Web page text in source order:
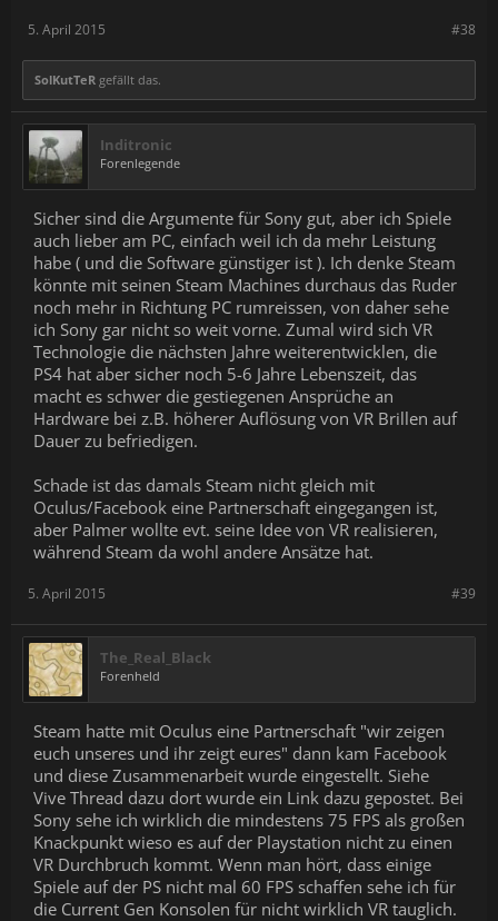
#38
5. April 2015
SolKutTeR gefällt das.
Inditronic
Forenlegende
Sicher sind die Argumente für Sony gut, aber ich Spiele
auch lieber am PC, einfach weil ich da mehr Leistung
habe ( und die Software günstiger ist ). Ich denke Steam
könnte mit seinen Steam Machines durchaus das Ruder
noch mehr in Richtung PC rumreissen, von daher sehe
ich Sony gar nicht so weit vorne. Zumal wird sich VR
Technologie die nächsten Jahre weiterentwicklen, die
PS4 hat aber sicher noch 5-6 Jahre Lebenszeit, das
macht es schwer die gestiegenen Ansprüche an
Hardware bei z.B. höherer Auflösung von VR Brillen auf
Dauer zu befriedigen.
Schade ist das damals Steam nicht gleich mit
Oculus/Facebook eine Partnerschaft eingegangen ist,
aber Palmer wollte evt. seine Idee von VR realisieren,
während Steam da wohl andere Ansätze hat.
#39
5. April 2015
The_Real_Black
Forenheld
Steam hatte mit Oculus eine Partnerschaft "wir zeigen
euch unseres und ihr zeigt eures" dann kam Facebook
und diese Zusammenarbeit wurde eingestellt. Siehe
Vive Thread dazu dort wurde ein Link dazu gepostet. Bei
Sony sehe ich wirklich die mindestens 75 FPS als großen
Knackpunkt wieso es auf der Playstation nicht zu einen
VR Durchbruch kommt. Wenn man hört, dass einige
Spiele auf der PS nicht mal 60 FPS schaffen sehe ich für
die Current Gen Konsolen für nicht wirklich VR tauglich.